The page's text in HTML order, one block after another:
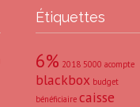
Étiquettes
6% 2018 5000 acompte
blackbox budget
bénéficiaire caisse